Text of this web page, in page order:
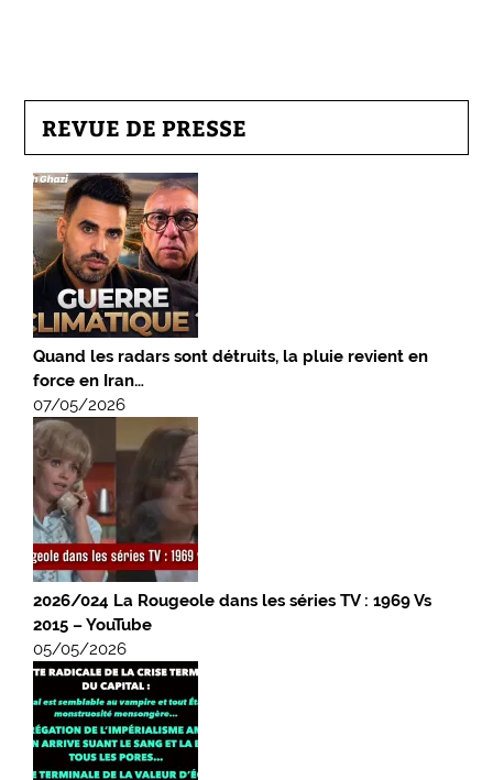
REVUE DE PRESSE
Quand les radars sont détruits, la pluie revient en
force en Iran…
07/05/2026
2026/024 La Rougeole dans les séries TV : 1969 Vs
2015 – YouTube
05/05/2026